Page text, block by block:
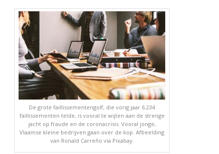
De grote faillissementengolf, die vorig jaar 6.234
faillissementen telde, is vooral te wijten aan de strenge
jacht op fraude en de coronacrisis. Vooral jonge,
Vlaamse kleine bedrijven gaan over de kop. Afbeelding
van Ronald Carreño via Pixabay.